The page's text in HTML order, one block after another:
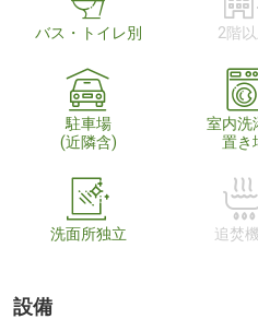
バス・トイレ別 2階
駐車場
(近隣含)
室内洗
置き
洗面所独立 追焚
設備